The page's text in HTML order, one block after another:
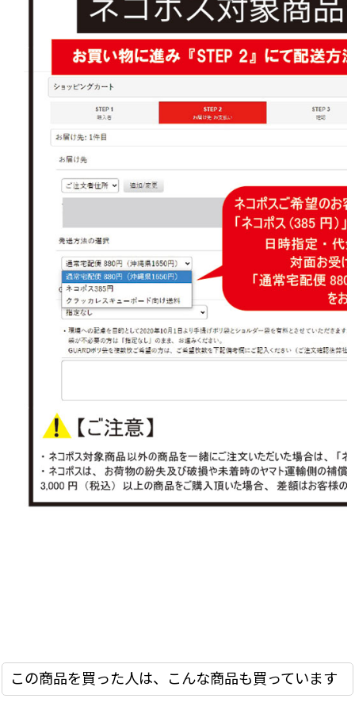
この商品を買った人は、こんな商品も買っています